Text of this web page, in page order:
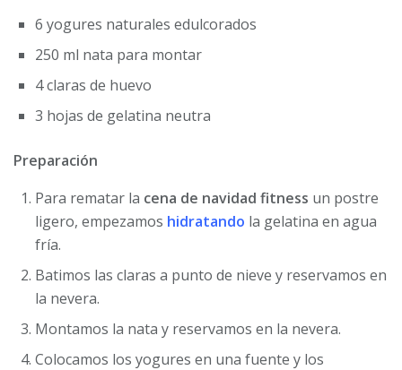
6 yogures naturales edulcorados
250 ml nata para montar
4 claras de huevo
3 hojas de gelatina neutra
Preparación
Para rematar la cena de navidad fitness un postre
ligero, empezamos hidratando la gelatina en agua
fría.
Batimos las claras a punto de nieve y reservamos en
la nevera.
Montamos la nata y reservamos en la nevera.
Colocamos los yogures en una fuente y los